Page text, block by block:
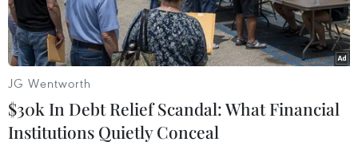
SVB."
JG Wentworth
$30k In Debt Relief Scandal: What Financial
Institutions Quietly Conceal